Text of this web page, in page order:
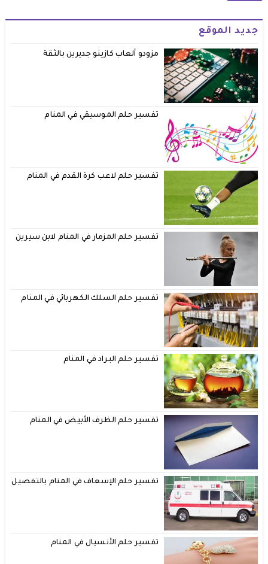
جديد الموقع
مزودو ألعاب كازينو جديرين بالثقة
تفسير حلم الموسيقي في المنام
تفسير حلم لاعب كرة القدم في المنام
تفسير حلم المزمار في المنام لابن سيرين
تفسير حلم السلك الكهربائي في المنام
تفسير حلم البراد في المنام
تفسير حلم الظرف الأبيض في المنام
تفسير حلم الإسعاف في المنام بالتفصيل
تفسير حلم الأنسيال في المنام